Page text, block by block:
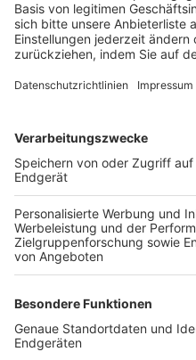
Login SpielPlus
FOLGE DEM BFV
TOP-VEREINE
TOP-PARTNER